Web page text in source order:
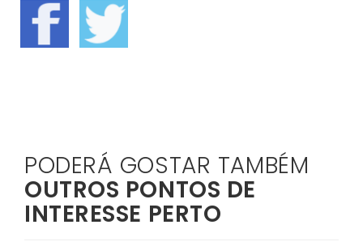
PODERÁ GOSTAR TAMBÉM
OUTROS PONTOS DE
INTERESSE PERTO